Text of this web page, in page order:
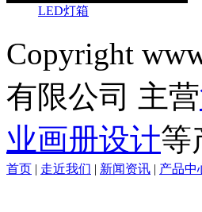
LED灯箱
Copyright
有限公司 主营
业画册设计等
首页 | 走近我们 | 新闻资讯 | 产品中